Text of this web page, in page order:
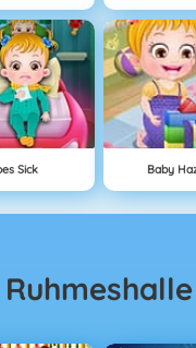
Sick Baby
Ruhmeshalle